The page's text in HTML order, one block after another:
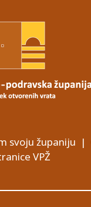
svoju županiju |
VPŽ